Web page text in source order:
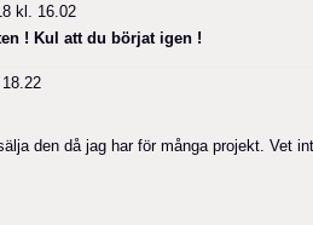
kl. 16.02
! Kul att du börjat igen !
den då jag har för många projekt. Vet